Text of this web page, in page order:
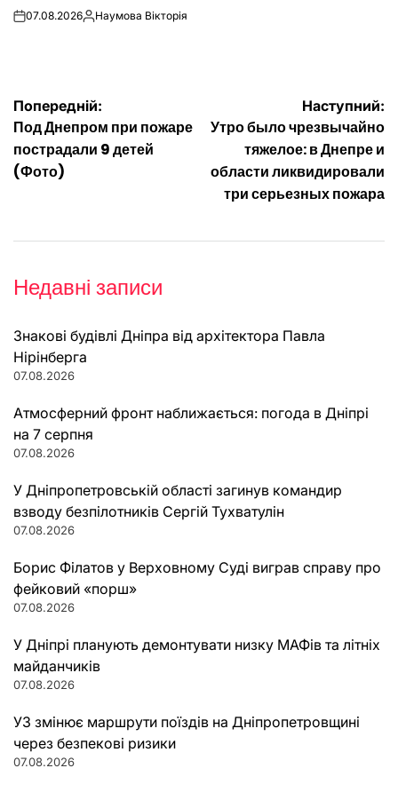
on07.08.2026Опубліковано
Наумова Вікторія
Навігація
записів
Попередній:
Под Днепром при пожаре
пострадали 9 детей
(Фото)
Наступний:
Утро было чрезвычайно
тяжелое: в Днепре и
области ликвидировали
три серьезных пожара
Недавні записи
Знакові будівлі Дніпра від архітектора Павла
Нірінберга
07.08.2026
Атмосферний фронт наближається: погода в Дніпрі
на 7 серпня
07.08.2026
У Дніпропетровській області загинув командир
взводу безпілотників Сергій Тухватулін
07.08.2026
Борис Філатов у Верховному Суді виграв справу про
фейковий «порш»
07.08.2026
У Дніпрі планують демонтувати низку МАФів та літніх
майданчиків
07.08.2026
УЗ змінює маршрути поїздів на Дніпропетровщині
через безпекові ризики
07.08.2026